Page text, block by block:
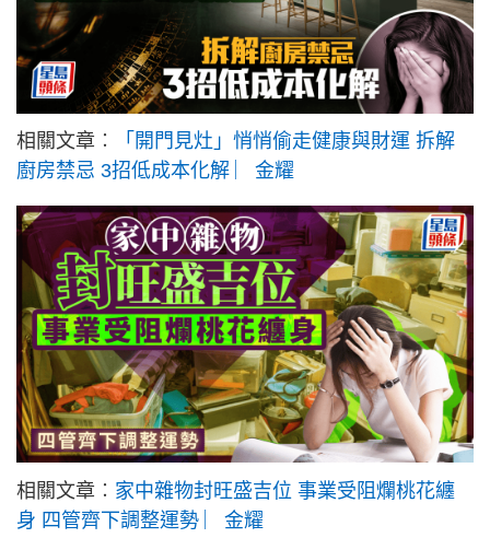
相關文章︰
「開門見灶」悄悄偷走健康與財運 拆解
廚房禁忌 3招低成本化解 ︳金耀
相關文章︰ 家中雜物封旺盛吉位 事業受阻爛桃花纏
身 四管齊下調整運勢 ︳金耀